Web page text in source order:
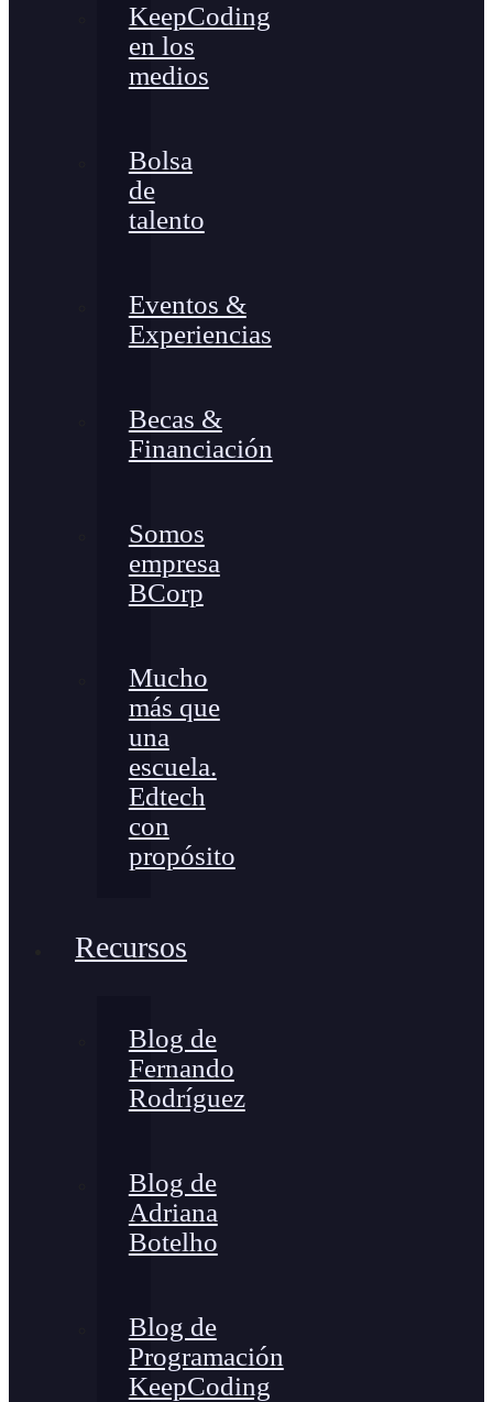
KeepCoding
en los
medios
Bolsa
de
talento
Eventos &
Experiencias
Becas &
Financiación
Somos
empresa
BCorp
Mucho
más que
una
escuela.
Edtech
con
propósito
Recursos
Blog de
Fernando
Rodríguez
Blog de
Adriana
Botelho
Blog de
Programación
KeepCoding